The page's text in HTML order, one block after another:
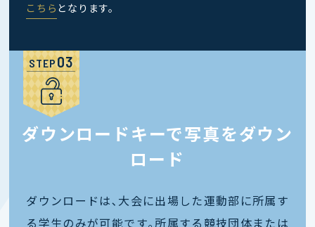
こちら となります。
STEP
ダウンロードキーで写真をダウン
ロード
ダウンロードは､大会に出場した運動部に所属す
る学生のみが可能です｡所属する競技団体または